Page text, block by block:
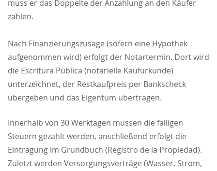
muss er das Doppelte der Anzahlung an den Käufer
zahlen.
Nach Finanzierungszusage (sofern eine Hypothek
aufgenommen wird) erfolgt der Notartermin. Dort wird
die Escritura Pública (notarielle Kaufurkunde)
unterzeichnet, der Restkaufpreis per Bankscheck
übergeben und das Eigentum übertragen.
Innerhalb von 30 Werktagen müssen die fälligen
Steuern gezahlt werden, anschließend erfolgt die
Eintragung im Grundbuch (Registro de la Propiedad).
Zuletzt werden Versorgungsverträge (Wasser, Strom,